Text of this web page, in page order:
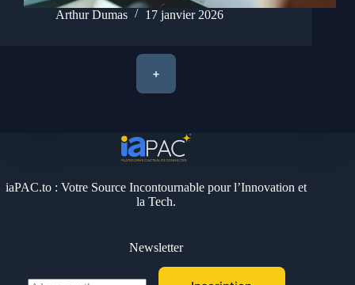
Arthur Dumas 17 janvier 2026
+
iaPAC.to : Votre Source Incontournable pour l’Innovation et
la Tech.
Newsletter